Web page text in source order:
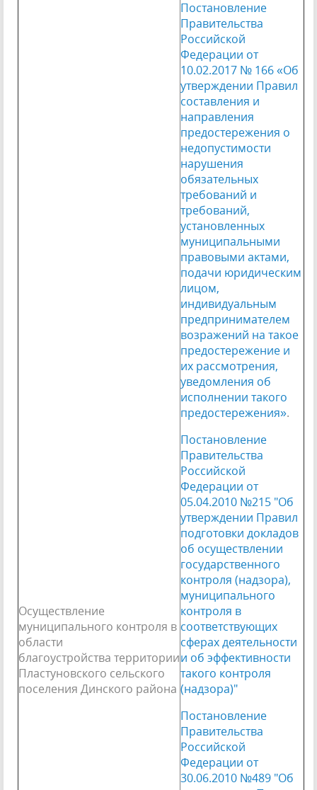
Осуществление
муниципального контроля в
области
благоустройства территории
Пластуновского сельского
поселения Динского района
Постановление
Правительства
Российской
Федерации от
10.02.2017 № 166 «Об
утверждении Правил
составления и
направления
предостережения о
недопустимости
нарушения
обязательных
требований и
требований,
установленных
муниципальными
правовыми актами,
подачи юридическим
лицом,
индивидуальным
предпринимателем
возражений на такое
предостережение и
их рассмотрения,
уведомления об
исполнении такого
предостережения».
Постановление
Правительства
Российской
Федерации от
05.04.2010 №215 "Об
утверждении Правил
подготовки докладов
об осуществлении
государственного
контроля (надзора),
муниципального
контроля в
соответствующих
сферах деятельности
и об эффективности
такого контроля
(надзора)"
Постановление
Правительства
Российской
Федерации от
30.06.2010 №489 "Об